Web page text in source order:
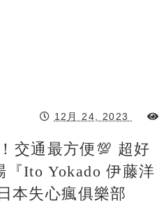
12月 24, 2023
交通最方便💯 超好
『Ito Yokado 伊藤洋
本失心瘋俱樂部